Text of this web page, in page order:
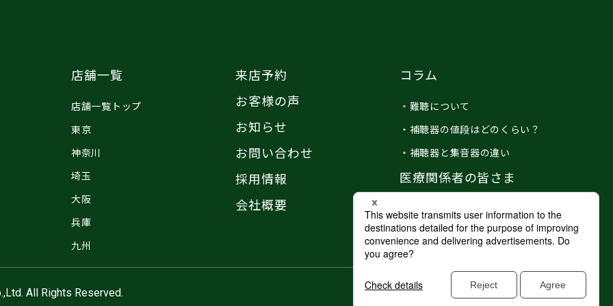
店舗一覧
店舗一覧トップ
東京
神奈川
埼玉
大阪
兵庫
九州
来店予約
お客様の声
お知らせ
お問い合わせ
採用情報
会社概要
コラム
・難聴について
・補聴器の値段はどのくらい？
・補聴器と集音器の違い
医療関係者の皆さま
All Rights Reserved. 個人情報保護方針クッキーポリシー